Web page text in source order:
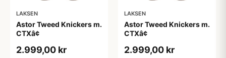
LAKSEN
Astor Tweed Knickers m.
CTXâ¢
2.999,00 kr
LAKSEN
Astor Tweed Knickers m.
CTXâ¢
2.999,00 kr